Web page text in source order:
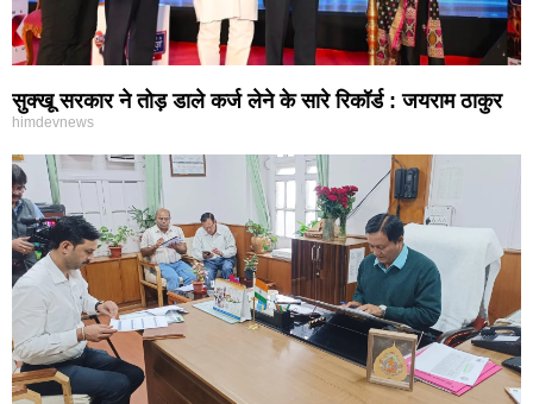
सुक्खू सरकार ने तोड़ डाले कर्ज लेने के सारे रिकॉर्ड : जयराम ठाकुर
himdevnews